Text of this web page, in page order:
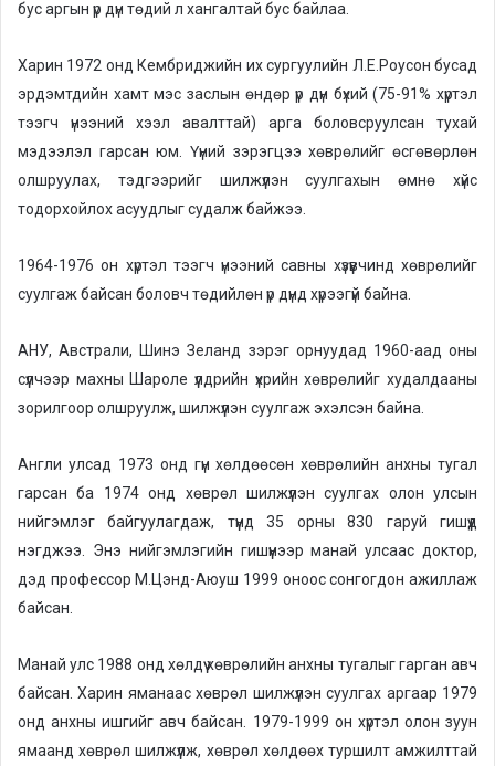
бус аргын үр дүн төдий л хангалтай бус байлаа.
Харин 1972 онд Кембриджийн их сургуулийн Л.Е.Роусон бусад
эрдэмтдийн хамт мэс заслын өндөр үр дүн бүхий (75-91% хүртэл
тээгч үнээний хээл авалттай) арга боловсруулсан тухай
мэдээлэл гарсан юм. Үүний зэрэгцээ хөврөлийг өсгөвөрлөн
олшруулах, тэдгээрийг шилжүүлэн суулгахын өмнө хүйс
тодорхойлох асуудлыг судалж байжээ.
1964-1976 он хүртэл тээгч үнээний савны хүзүүвчинд хөврөлийг
суулгаж байсан боловч төдийлөн үр дүнд хүрээгүй байна.
АНУ, Австрали, Шинэ Зеланд зэрэг орнуудад 1960-аад оны
сүүлчээр махны Шароле үүлдрийн үхрийн хөврөлийг худалдааны
зорилгоор олшруулж, шилжүүлэн суулгаж эхэлсэн байна.
Англи улсад 1973 онд гүн хөлдөөсөн хөврөлийн анхны тугал
гарсан ба 1974 онд хөврөл шилжүүлэн суулгах олон улсын
нийгэмлэг байгуулагдаж, түүнд 35 орны 830 гаруй гишүүд
нэгджээ. Энэ нийгэмлэгийн гишүүнээр манай улсаас доктор,
дэд профессор М.Цэнд-Аюуш 1999 оноос сонгогдон ажиллаж
байсан.
Манай улс 1988 онд хөлдүү хөврөлийн анхны тугалыг гарган авч
байсан. Харин яманаас хөврөл шилжүүлэн суулгах аргаар 1979
онд анхны ишгийг авч байсан. 1979-1999 он хүртэл олон зуун
ямаанд хөврөл шилжүүлж, хөврөл хөлдөөх туршилт амжилттай